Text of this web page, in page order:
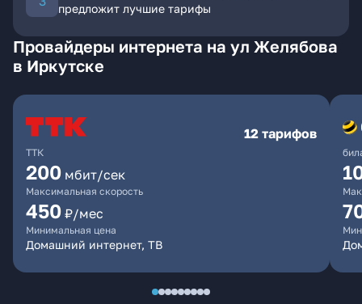
предложит лучшие тарифы
Провайдеры интернета на ул Желябова
в Иркутске
ТТК
12 тарифов
200 мбит/сек
Максимальная скорость
450 ₽/мес
Минимальная цена
Домашний интернет, ТВ